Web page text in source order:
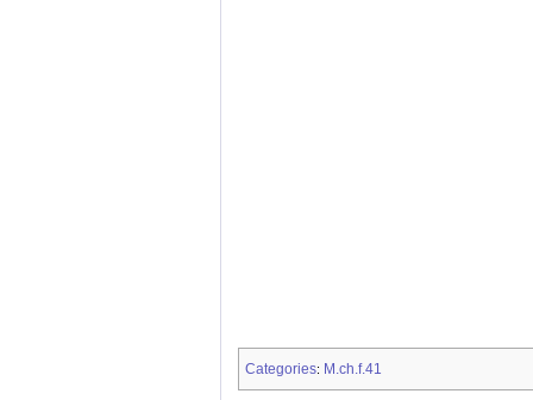
Categories: M.ch.f.41